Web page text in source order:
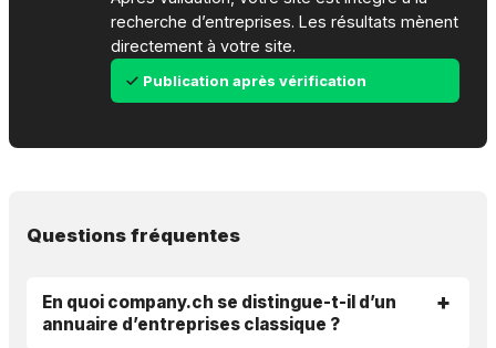
recherche d’entreprises. Les résultats mènent
directement à votre site.
Publication après vérification
Questions fréquentes
En quoi company.ch se distingue-t-il d’un
annuaire d’entreprises classique ?